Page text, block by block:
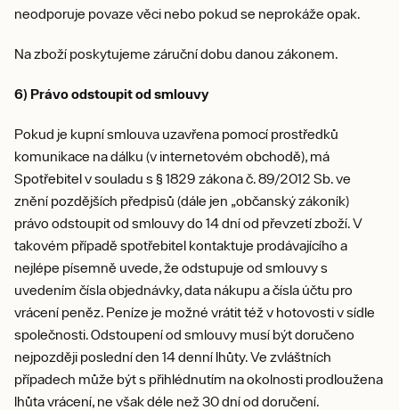
neodporuje povaze věci nebo pokud se neprokáže opak.
Na zboží poskytujeme záruční dobu danou zákonem.
6) Právo odstoupit od smlouvy
Pokud je kupní smlouva uzavřena pomocí prostředků
komunikace na dálku (v internetovém obchodě), má
Spotřebitel v souladu s § 1829 zákona č. 89/2012 Sb. ve
znění pozdějších předpisů (dále jen „občanský zákoník)
právo odstoupit od smlouvy do 14 dní od převzetí zboží. V
takovém případě spotřebitel kontaktuje prodávajícího a
nejlépe písemně uvede, že odstupuje od smlouvy s
uvedením čísla objednávky, data nákupu a čísla účtu pro
vrácení peněz. Peníze je možné vrátit též v hotovosti v sídle
společnosti. Odstoupení od smlouvy musí být doručeno
nejpozději poslední den 14 denní lhůty. Ve zvláštních
případech může být s přihlédnutím na okolnosti prodloužena
lhůta vrácení, ne však déle než 30 dní od doručení.